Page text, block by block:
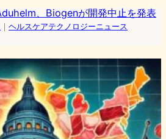
、Biogenが開発中止を発表
｜ ヘルスケアテクノロジーニュース